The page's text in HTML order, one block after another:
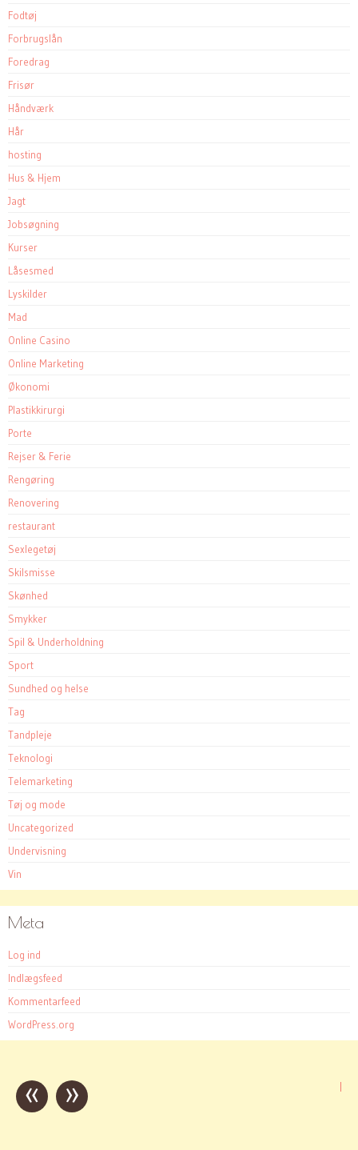
Fodtøj
Forbrugslån
Foredrag
Frisør
Håndværk
Hår
hosting
Hus & Hjem
Jagt
Jobsøgning
Kurser
Låsesmed
Lyskilder
Mad
Online Casino
Online Marketing
Økonomi
Plastikkirurgi
Porte
Rejser & Ferie
Rengøring
Renovering
restaurant
Sexlegetøj
Skilsmisse
Skønhed
Smykker
Spil & Underholdning
Sport
Sundhed og helse
Tag
Tandpleje
Teknologi
Telemarketing
Tøj og mode
Uncategorized
Undervisning
Vin
Meta
Log ind
Indlægsfeed
Kommentarfeed
WordPress.org
Post
navigation
« »